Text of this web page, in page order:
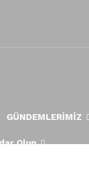
GÜNDEMLERİMİZ
Olun